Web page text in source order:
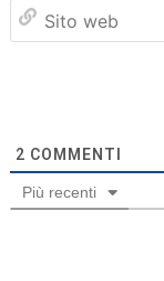
2 COMMENTI
Più recenti